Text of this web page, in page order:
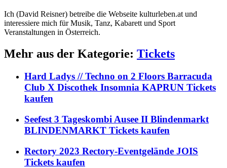
Ich (David Reisner) betreibe die Webseite kulturleben.at und
interessiere mich für Musik, Tanz, Kabarett und Sport
Veranstaltungen in Österreich.
Mehr aus der Kategorie: Tickets
Hard Ladys // Techno on 2 Floors Barracuda
Club X Discothek Insomnia KAPRUN Tickets
kaufen
Seefest 3 Tageskombi Ausee II Blindenmarkt
BLINDENMARKT Tickets kaufen
Rectory 2023 Rectory-Eventgelände JOIS
Tickets kaufen